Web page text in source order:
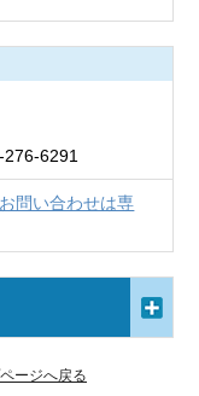
6291
問い合わせは専
ージへ戻る